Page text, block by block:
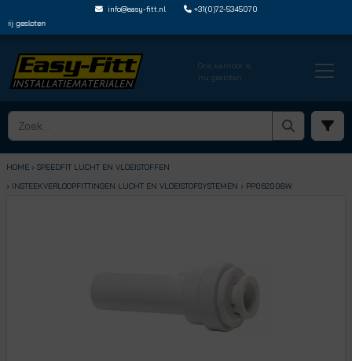
info@easy-fitt.nl
+31(0)72-5345070
gesloten
Ons kantoor is
nu gesloten
HOME › SPEEDFIT LUCHT EN VLOEISTOFFEN
› INSTEEKVERLOOPFITTINGEN LUCHT EN VLOEISTOFSYSTEMEN › PP062008W